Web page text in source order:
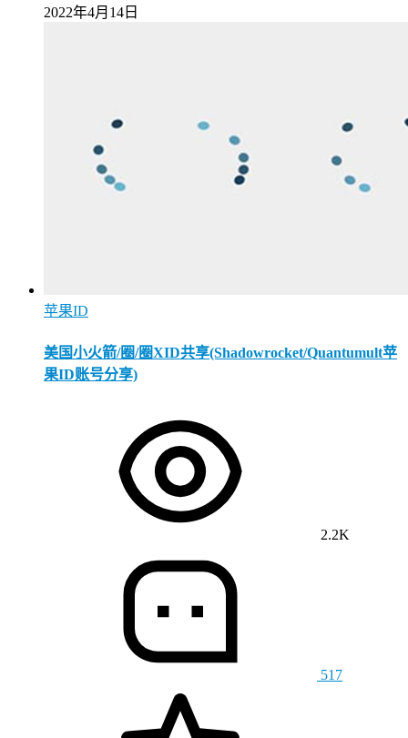
2022年4月14日
苹果ID
美国小火箭/圈/圈XID共享(Shadowrocket/Quantumult苹
果ID账号分享)
2.2K
517